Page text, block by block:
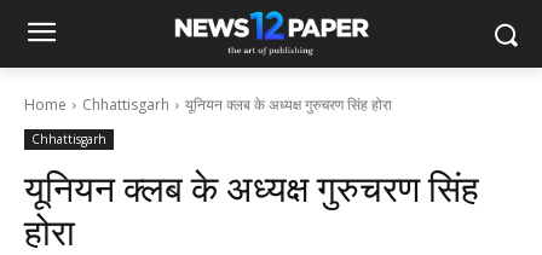
Home Chhattisgarh यूनियन क्लब के अध्यक्ष गुरुचरण सिंह होरा
Chhattisgarh
यूनियन क्लब के अध्यक्ष गुरुचरण सिंह
होरा